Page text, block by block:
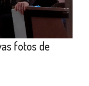
fotos de